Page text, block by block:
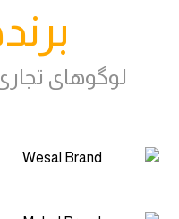
لوگوهای